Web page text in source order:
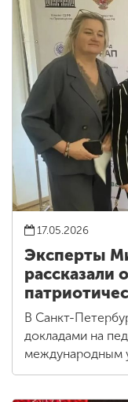
17.05.2026
Эксперты
рассказали
В Санкт-
докладами на
международным